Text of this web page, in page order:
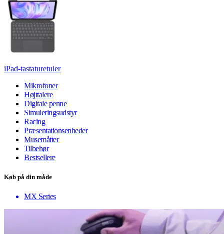
iPad-tastaturetuier
Mikrofoner
Højttalere
Digitale penne
Simuleringsudstyr
Racing
Præsentationsenheder
Musemåtter
Tilbehør
Bestsellere
Køb på din måde
MX Series